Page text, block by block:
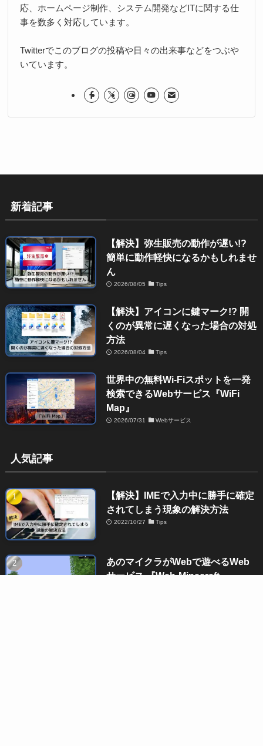
応、ホームページ制作、システム開発などITに関する仕
事を数多く対応しています。
Twitterでこのブログの投稿や日々の出来事などをつぶや
いています。
新着記事
【解決】弥生販売の動作が遅い!?
簡単に動作軽快になるかもしれませ
ん
2026/08/05 Tips
【解決】アイコンに鍵マーク!? 開
くのが異常に遅くなった場合の対処
方法
2026/08/04 Tips
世界中の無料Wi-Fiスポットを一発
検索できるWebサービス『WiFi
Map』
2026/07/31 Webサービス
人気記事
【解決】IMEで入力中に勝手に確定
されてしまう現象の解決方法
2022/10/27 Tips
あのマイクラがWebで遊べるWeb
サービス 『Web-Minecraft』